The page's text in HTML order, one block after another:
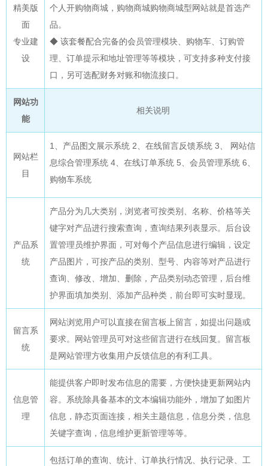
精美版
面
专业建
设
个人开购物商城，购物商城购物商城型网站就是首选产
品。
◆ 该套餐配合完备的会员管理模块、购物车、订购管
理、订单提示和地址管理等等模块，可支持多种支付接
口，另可选配财务对账和物流接口。
网站功
能
相关说明
网站栏
目
1、产品图文展示系统 2、在线留言反馈系统 3、 网站信
息综合管理系统 4、在线订单系统 5、会员管理系统 6、
购物车系统
产品系
统
产品分为几大类别，浏览者可按类别、名称、价格等关
键字对产品进行搜索查询，查询结果列表显示。后台设
置管理员维护界面，可对每个产品信息进行编辑，设定
产品图片，可按产品的类别、型号、内容等对产品进行
查询、修改、增加、删除，产品类别动态管理，后台维
护界面填加类别、添加产品种类，前台即可实时显现。
留言系
统
网站浏览用户可以直接在留言板上留言，如提出问题或
要求。网站管理员可对这些留言进行在线回复。留言板
是网站管理方收集用户反馈信息的有利工具。
信息管
理
能提供客户即时发布信息的需要，方便快捷更新网站内
容。系统除具备基本的文本编辑功能外，增加了如图片
信息，静态页面连接，相关主题信息，信息分类，信息
关键字查询，信息维护更新管理等等。
包括订单的查询、统计、订单执行情况、执行记录、工